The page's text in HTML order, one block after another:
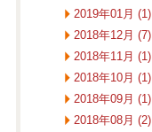
2019年01月 (1)
2018年12月 (7)
2018年11月 (1)
2018年10月 (1)
2018年09月 (1)
2018年08月 (2)